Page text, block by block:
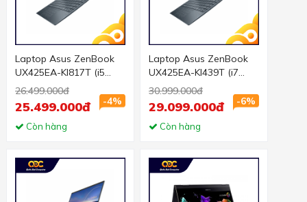
Laptop Asus ZenBook
UX425EA-KI817T (i5
1135G7/16GB
RAM/512GB SSD/14
FHD/Win10/Túi/Xám)
26.499.000đ
-4%
25.499.000đ
Còn hàng
Laptop Asus ZenBook
UX425EA-KI439T (i7
1165G7/16GB
RAM/512GB SSD/14
FHD/Win10/Xám)
30.999.000đ
-6%
29.099.000đ
Còn hàng